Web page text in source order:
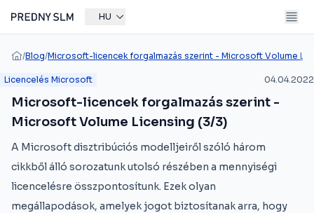
HU
/Blog/Microsoft-licencek forgalmazás szerint - Microsoft Volume
Licencelés Microsoft 04.04.2022
Microsoft-licencek forgalmazás szerint -
Microsoft Volume Licensing (3/3)
A Microsoft disztribúciós modelljeiről szóló három
cikkből álló sorozatunk utolsó részében a mennyiségi
licencelésre összpontosítunk. Ezek olyan
megállapodások, amelyek jogot biztosítanak arra, hogy